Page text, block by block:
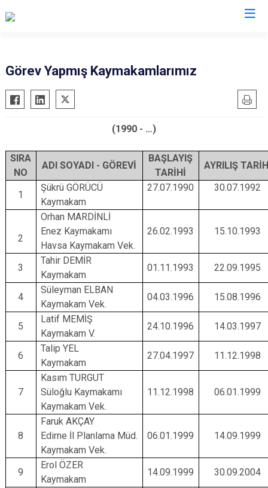
Enez
Havsa
Keşan
Lalapaşa
Uzunköprü
Görev Yapmış Kaymakamlarımız
(1990 - …)
SIRA
NO
ADI SOYADI - GÖREVİ
BAŞLAYIŞ
TARİHİ
AYRILIŞ
1
Şükrü GÖRÜCÜ
Kaymakam
27.07.1990 30.07.1992
2
Orhan MARDİNLİ
Enez Kaymakamı
Havsa Kaymakam Vek.
26.02.1993 15.10.1993
3
Tahir DEMİR
Kaymakam
01.11.1993 22.09.1995
4
Süleyman ELBAN
Kaymakam Vek.
04.03.1996 15.08.1996
5
Latif MEMİŞ
Kaymakam V.
24.10.1996 14.03.1997
6
Talip YEL
Kaymakam
27.04.1997 11.12.1998
7
Kasım TURGUT
Süloğlu Kaymakamı
Kaymakam Vek.
11.12.1998 06.01.1999
8
Faruk AKÇAY
Edirne İl Planlama Müd.
Kaymakam Vek.
06.01.1999 14.09.1999
9
Erol ÖZER
Kaymakam
14.09.1999 30.09.2004